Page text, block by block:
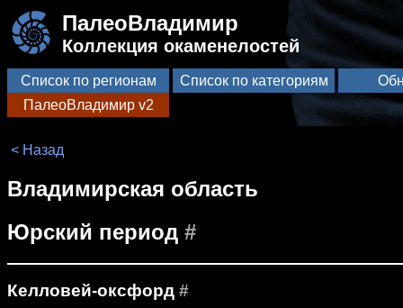
ПалеоВладимир
Коллекция окаменелостей
Список по регионам Список по категориям
ПалеоВладимир v2
< Назад
Владимирская область
Юрский период #
Келловей-оксфорд #